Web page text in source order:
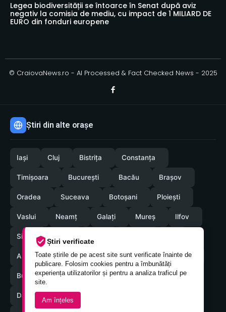
Știri verificate
Toate știrile de pe acest site sunt verificate înainte de
publicare. Folosim cookies pentru a îmbunătăți
experiența utilizatorilor și pentru a analiza traficul pe
site.
Am înțeles
Legea biodiversității se întoarce în Senat după aviz
negativ la comisia de mediu, cu impact de 1 MILIARD DE
EURO din fonduri europene
© CraiovaNews.ro - AI Processed & Fact Checked News - 2025
Știri din alte orașe
Iași Cluj Bistrița Constanța
Timișoara București Bacău Brașov
Oradea Suceava Botoșani Ploiești
Vaslui Neamț Galați Mureș Ilfov
Sibiu
Arges Maramures Vrancea Satumare
Buzau Braila Calarasi Caras-Severin
Dambovita Giurgiu